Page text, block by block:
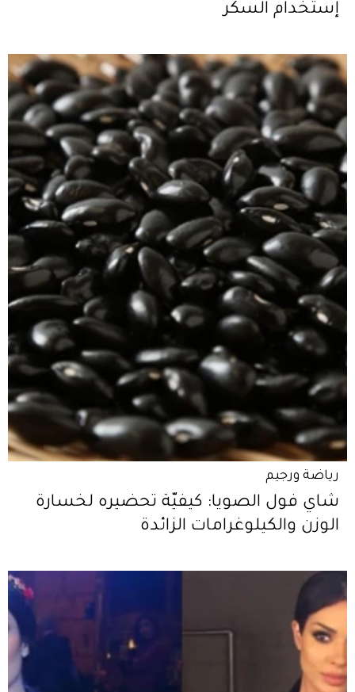
إستخدام السكّر
رياضة ورجيم
شاي فول الصويا: كيفيّة تحضيره لخسارة
الوزن والكيلوغرامات الزائدة